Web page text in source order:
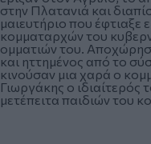
στην Πλατανιά και
μαιευτήριο που
κομματαρχών του
ομματιών του.
και ηττημένος από το
κινούσαν μια χαρά ο
Γιωργάκης ο
μετέπειτα παιδιών του